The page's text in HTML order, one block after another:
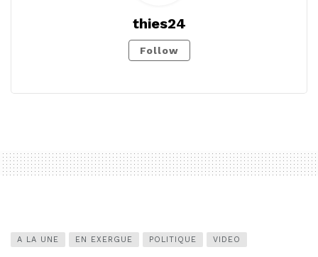
thies24
Follow
A LA UNE EN EXERGUE POLITIQUE VIDEO